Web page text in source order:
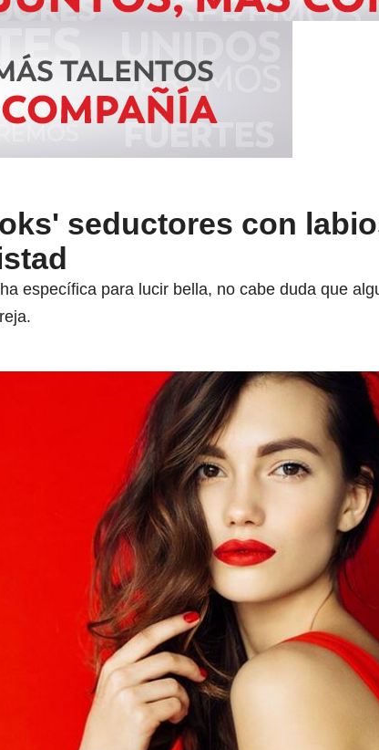
seductores con
específica para lucir bella, no cabe duda que